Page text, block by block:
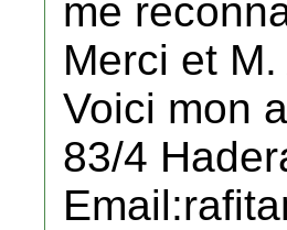
me
Merci et
Voici mon
83/4